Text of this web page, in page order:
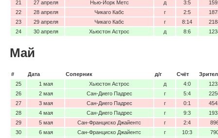
21
27 апреля Нью-Йорк Метс д 3:5
22
28 апреля Чикаго Кабс г 2:5
23
29 апреля Чикаго Кабс г 8:14
24
30 апреля Хьюстон Астрос д 8:6
Май
# Дата Соперник д/г Счёт
25
1 мая Хьюстон Астрос д 4:0
26
2 мая Сан-Диего Падрес г 5:4
27
3 мая Сан-Диего Падрес г 0:1
28
4 мая Сан-Диего Падрес г 9:3
29
5 мая Сан-Франциско Джайентс г 2:4
30
6 мая Сан-Франциско Джайентс г 10:3